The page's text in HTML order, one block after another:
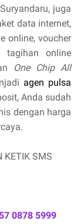
juga
data internet,
online, voucher
tagihan online
One Chip All
agen pulsa
Anda sudah
dengan harga
KETIK SMS
0878 5999